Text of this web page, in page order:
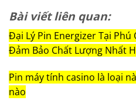
Bài viết liên quan:
Đại Lý Pin Energizer Tại Phú
Đảm Bảo Chất Lượng Nhất
Pin máy tính casino là loại
nào